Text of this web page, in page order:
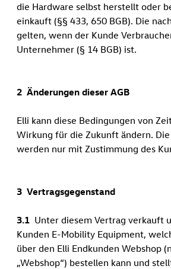
die Hardware selbst herstellt oder
einkauft (§§ 433, 650 BGB). Die
gelten, wenn der Kunde
Unternehmer (§ 14 BGB) ist.
2 Änderungen dieser AGB
Elli kann diese Bedingungen von
Wirkung für die Zukunft ändern.
werden nur mit Zustimmung des
3 Vertragsgegenstand
3.1 Unter diesem Vertrag verkauft
Kunden E-Mobility Equipment,
über den Elli Endkunden Webshop
„Webshop“) bestellen kann und